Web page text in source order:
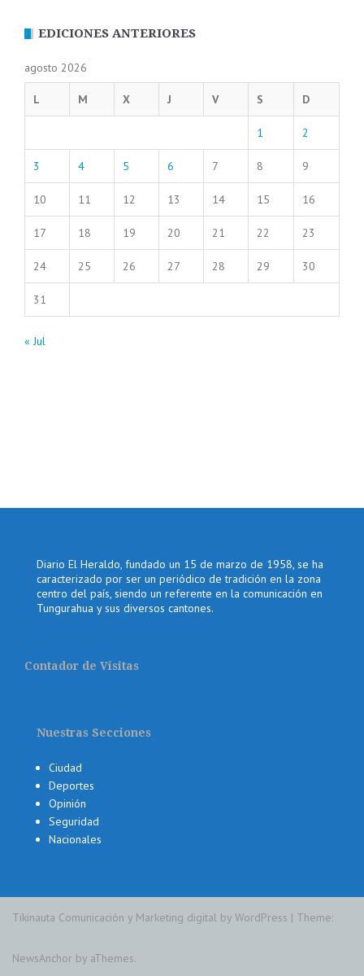
EDICIONES ANTERIORES
agosto 2026
L M X J V S D
1 2
3 4 5 6 7 8 9
10 11 12 13 14 15 16
17 18 19 20 21 22 23
24 25 26 27 28 29 30
31
« Jul
Diario El Heraldo, fundado un 15 de marzo de 1958, se ha
caracterizado por ser un periódico de tradición en la zona
centro del país, siendo un referente en la comunicación en
Tungurahua y sus diversos cantones.
Contador de Visitas
Nuestras Secciones
Ciudad
Deportes
Opinión
Seguridad
Nacionales
Tikinauta Comunicación y Marketing digital by WordPress | Theme:
NewsAnchor by aThemes.